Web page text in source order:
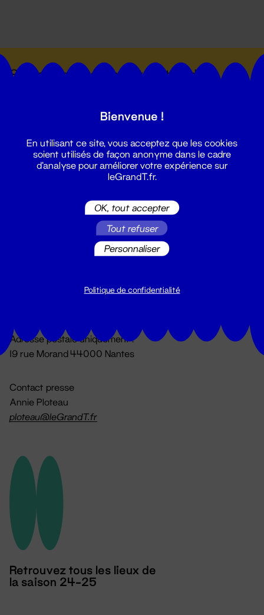
Suivez toutes les actualités du
Du lundi au vendredi 14h → 18h
Adresse postale uniquement :
19 rue Morand 44000 Nantes
Contact presse
Annie Ploteau
ploteau@leGrandT.fr
Retrouvez tous les lieux de
la saison 24-25
Bienvenue !
En utilisant ce site, vous acceptez que les cookies
soient utilisés de façon anonyme dans le cadre
d'analyse pour améliorer votre expérience sur
leGrandT.fr.
OK, tout accepter
Tout refuser
Personnaliser
Politique de confidentialité